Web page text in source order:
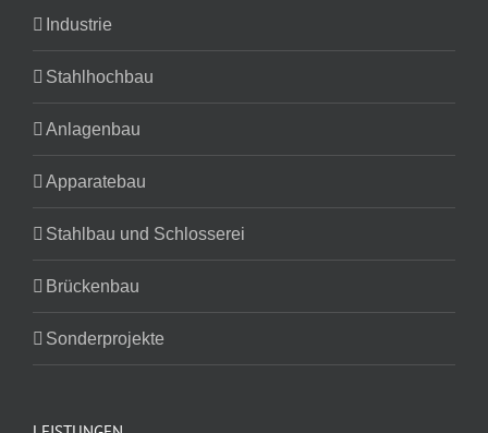
Industrie
Stahlhochbau
Anlagenbau
Apparatebau
Stahlbau und Schlosserei
Brückenbau
Sonderprojekte